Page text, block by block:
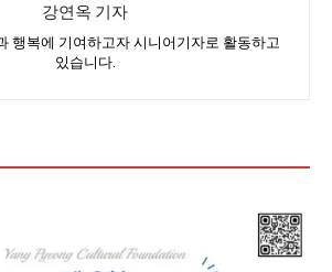
강연옥 기자
행복에 기여하고자 시니어기자로 활동하고
있습니다.